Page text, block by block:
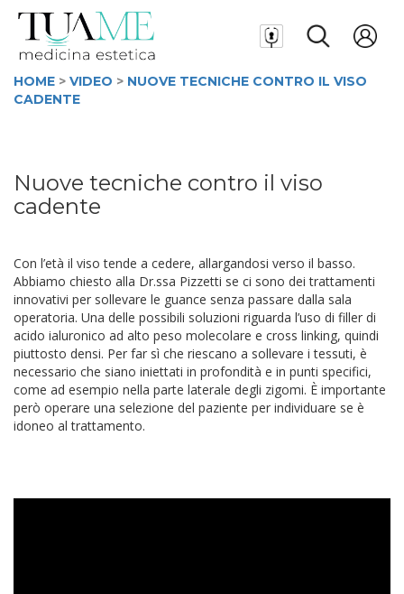
HOME > VIDEO > NUOVE TECNICHE CONTRO IL VISO
CADENTE
Nuove tecniche contro il viso
cadente
Con l’età il viso tende a cedere, allargandosi verso il basso.
Abbiamo chiesto alla Dr.ssa Pizzetti se ci sono dei trattamenti
innovativi per sollevare le guance senza passare dalla sala
operatoria. Una delle possibili soluzioni riguarda l’uso di filler di
acido ialuronico ad alto peso molecolare e cross linking, quindi
piuttosto densi. Per far sì che riescano a sollevare i tessuti, è
necessario che siano iniettati in profondità e in punti specifici,
come ad esempio nella parte laterale degli zigomi. È importante
però operare una selezione del paziente per individuare se è
idoneo al trattamento.